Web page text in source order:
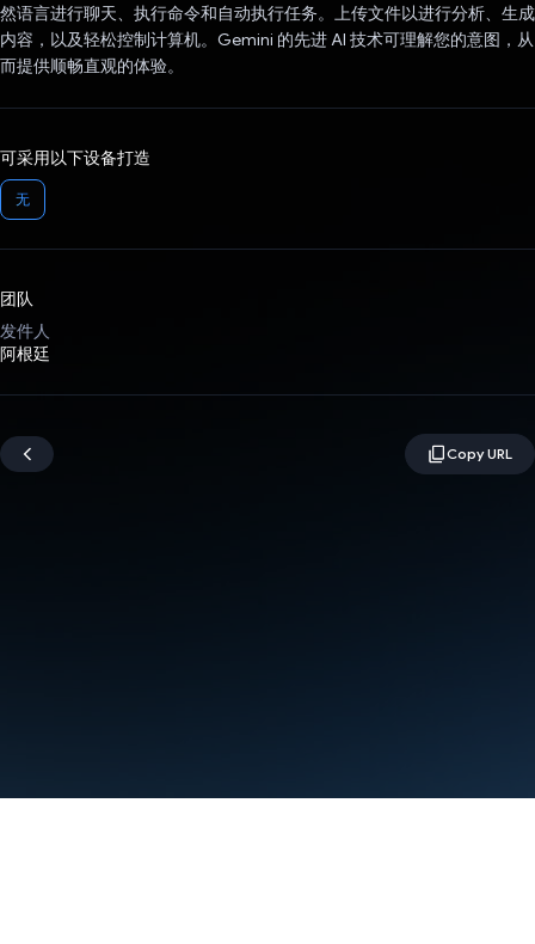
然语言进行聊天、执行命令和自动执行任务。上传文件以进行分析、生成
内容，以及轻松控制计算机。Gemini 的先进 AI 技术可理解您的意图，从
而提供顺畅直观的体验。
可采用以下设备打造
无
团队
发件人
阿根廷